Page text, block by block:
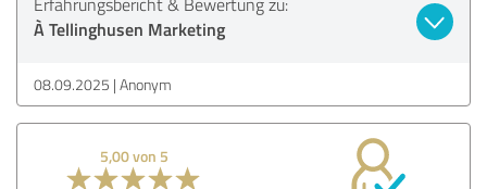
À Tellinghusen Marketing
08.09.2025 Anonym
5,00 von 5